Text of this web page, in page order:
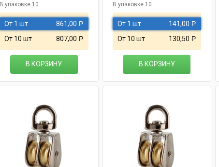
В упаковке 10
От 1 шт 861,00 Р
От 10 шт 807,00 Р
В КОРЗИНУ
В упаковке 10
От 1 шт 141,00 Р
От 10 шт 130,50 Р
В КОРЗИНУ